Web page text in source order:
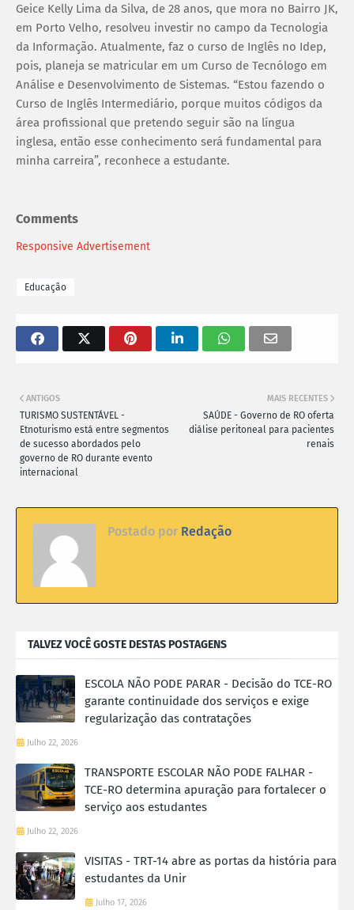
Geice Kelly Lima da Silva, de 28 anos, que mora no Bairro JK,
em Porto Velho, resolveu investir no campo da Tecnologia
da Informação. Atualmente, faz o curso de Inglês no Idep,
pois, planeja se matricular em um Curso de Tecnólogo em
Análise e Desenvolvimento de Sistemas. “Estou fazendo o
Curso de Inglês Intermediário, porque muitos códigos da
área profissional que pretendo seguir são na língua
inglesa, então esse conhecimento será fundamental para
minha carreira”, reconhece a estudante.
Comments
Responsive Advertisement
Educação
MAIS RECENTES
SAÚDE - Governo de RO oferta
diálise peritoneal para pacientes
renais
ANTIGOS
TURISMO SUSTENTÁVEL -
Etnoturismo está entre segmentos
de sucesso abordados pelo
governo de RO durante evento
internacional
Postado por Redação
TALVEZ VOCÊ GOSTE DESTAS POSTAGENS
ESCOLA NÃO PODE PARAR - Decisão do TCE-RO
garante continuidade dos serviços e exige
regularização das contratações
Julho 22, 2026
TRANSPORTE ESCOLAR NÃO PODE FALHAR -
TCE-RO determina apuração para fortalecer o
serviço aos estudantes
Julho 22, 2026
VISITAS - TRT-14 abre as portas da história para
estudantes da Unir
Julho 17, 2026